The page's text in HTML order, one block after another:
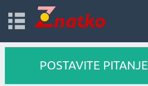
POSTAVITE PITANJE